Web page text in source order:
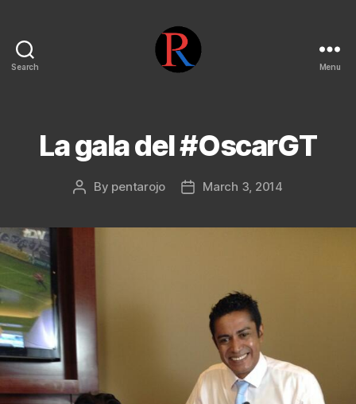
Search Menu
La gala del #OscarGT
Post
By pentarojo
PostMarch 3, 2014